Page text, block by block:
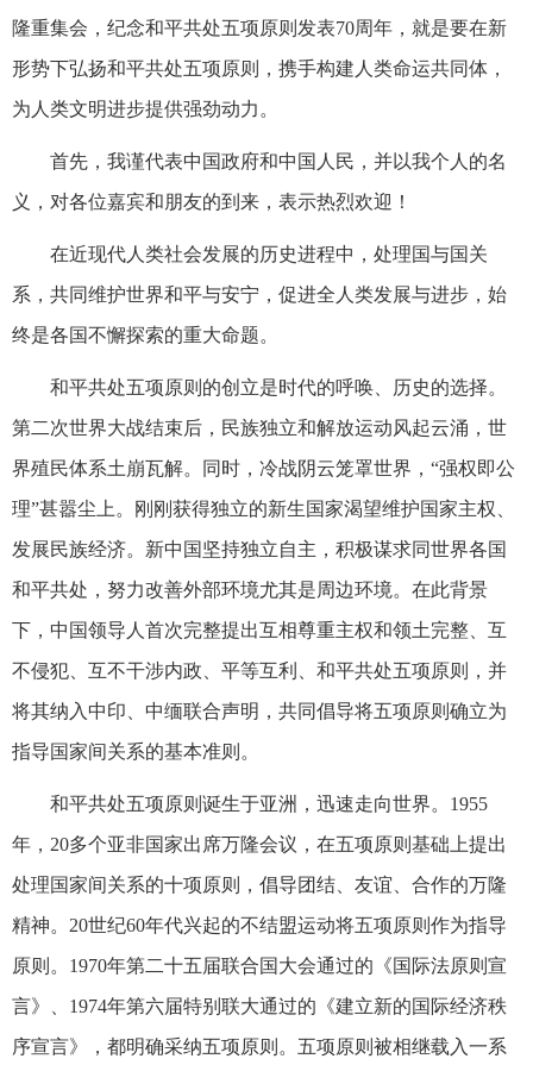
隆重集会，纪念和平共处五项原则发表70周年，就是要在新
形势下弘扬和平共处五项原则，携手构建人类命运共同体，
为人类文明进步提供强劲动力。
首先，我谨代表中国政府和中国人民，并以我个人的名
义，对各位嘉宾和朋友的到来，表示热烈欢迎！
在近现代人类社会发展的历史进程中，处理国与国关
系，共同维护世界和平与安宁，促进全人类发展与进步，始
终是各国不懈探索的重大命题。
和平共处五项原则的创立是时代的呼唤、历史的选择。
第二次世界大战结束后，民族独立和解放运动风起云涌，世
界殖民体系土崩瓦解。同时，冷战阴云笼罩世界，“强权即公
理”甚嚣尘上。刚刚获得独立的新生国家渴望维护国家主权、
发展民族经济。新中国坚持独立自主，积极谋求同世界各国
和平共处，努力改善外部环境尤其是周边环境。在此背景
下，中国领导人首次完整提出互相尊重主权和领土完整、互
不侵犯、互不干涉内政、平等互利、和平共处五项原则，并
将其纳入中印、中缅联合声明，共同倡导将五项原则确立为
指导国家间关系的基本准则。
和平共处五项原则诞生于亚洲，迅速走向世界。1955
年，20多个亚非国家出席万隆会议，在五项原则基础上提出
处理国家间关系的十项原则，倡导团结、友谊、合作的万隆
精神。20世纪60年代兴起的不结盟运动将五项原则作为指导
原则。1970年第二十五届联合国大会通过的《国际法原则宣
言》、1974年第六届特别联大通过的《建立新的国际经济秩
序宣言》，都明确采纳五项原则。五项原则被相继载入一系